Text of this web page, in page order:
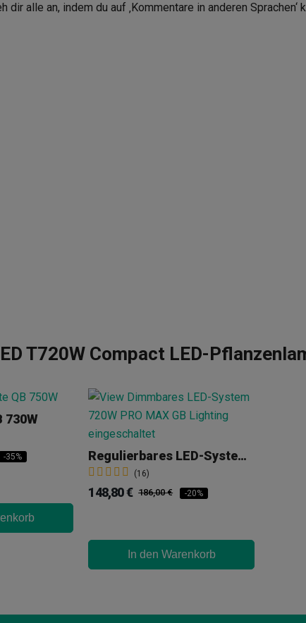
alle an, indem du auf ‚Kommentare in anderen Sprachen‘
T720W Compact LED-
730W
-35% Regulierbares LED-System 720 W PRO MAX GB Lighting
(16)
148,80 € 186,00 € -20%
In den Warenkorb